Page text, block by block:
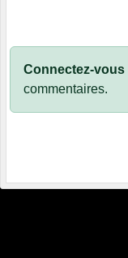
Connectez-vous
commentaires.